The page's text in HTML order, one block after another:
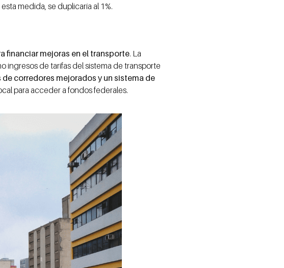
medida, se duplicaría al 1%.
financiar mejoras en el transporte. La
ingresos de tarifas del sistema de transporte
de corredores mejorados y un sistema de
para acceder a fondos federales.